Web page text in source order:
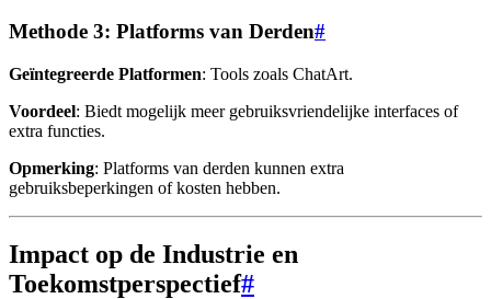
Methode 3: Platforms van Derden#
Geïntegreerde Platformen: Tools zoals ChatArt.
Voordeel: Biedt mogelijk meer gebruiksvriendelijke interfaces of
extra functies.
Opmerking: Platforms van derden kunnen extra
gebruiksbeperkingen of kosten hebben.
Impact op de Industrie en
Toekomstperspectief#